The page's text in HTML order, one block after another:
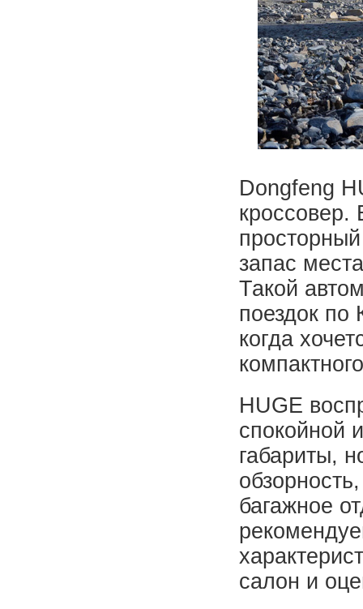
Dongfeng
кроссовер.
запас
Такой
поездок по
когда
HUGE
спокойной
габариты,
багажное
салон и